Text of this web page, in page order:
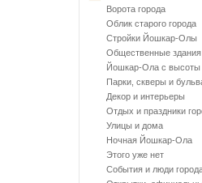
Ворота города
Облик старого города
Стройки Йошкар-Олы
Общественные здания
Йошкар-Ола с высоты
Парки, скверы и
Декор и интерьеры
Отдых и праздники
Улицы и дома
Ночная Йошкар-Ола
Этого уже нет
События и люди